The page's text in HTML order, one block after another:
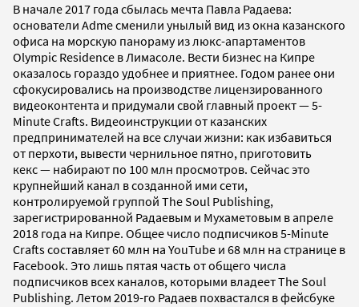
В начале 2017 года сбылась мечта Павла Радаева:
основатели Adme сменили унылый вид из окна казанского
офиса на морскую панораму из люкс-апартаментов
Olympic Residence в Лимасоле. Вести бизнес на Кипре
оказалось гораздо удобнее и приятнее. Годом ранее они
сфокусировались на производстве лицензированного
видеоконтента и придумали свой главный проект — 5-
Minute Crafts. Видеоинструкции от казанских
предпринимателей на все случаи жизни: как избавиться
от перхоти, вывести чернильное пятно, приготовить
кекс — набирают по 100 млн просмотров. Сейчас это
крупнейший канал в созданной ими сети,
контролируемой группой The Soul Publishing,
зарегистрированной Радаевым и Мухаметовым в апреле
2018 года на Кипре. Общее число подписчиков 5-Minute
Crafts составляет 60 млн на YouTube и 68 млн на странице в
Facebook. Это лишь пятая часть от общего числа
подписчиков всех каналов, которыми владеет The Soul
Publishing. Летом 2019-го Радаев похвастался в фейсбуке